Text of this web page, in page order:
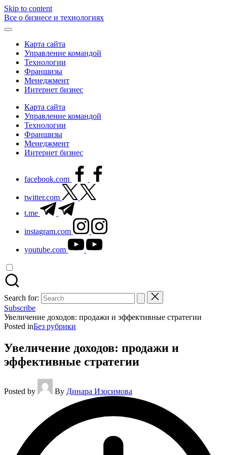
Skip to content
Все о бизнесе и технологиях
Карта сайта
Управление командой
Технологии
Франшизы
Менеджмент
Интернет бизнес
Карта сайта
Управление командой
Технологии
Франшизы
Менеджмент
Интернет бизнес
facebook.com
twitter.com
t.me
instagram.com
youtube.com
Search for:
Subscribe
Увеличение доходов: продажи и эффективные стратегии
Posted inБез рубрики
Увеличение доходов: продажи и
эффективные стратегии
Posted by By Динара Изосимова